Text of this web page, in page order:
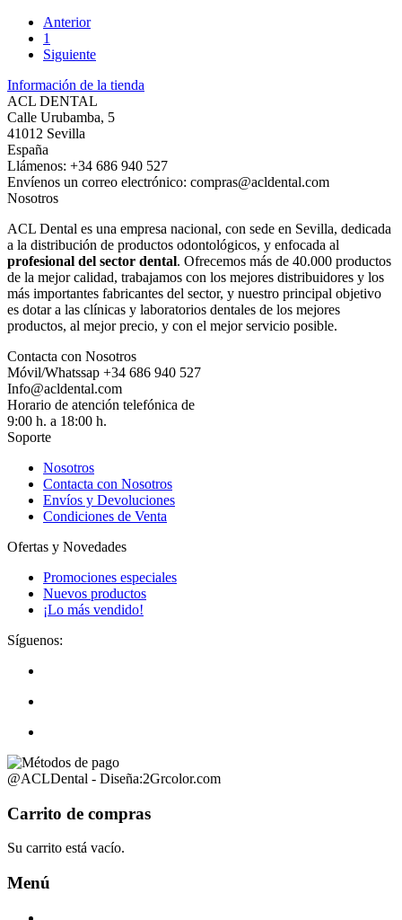
Anterior
1
Siguiente
Información de la tienda
ACL DENTAL
Calle Urubamba, 5
41012 Sevilla
España
Llámenos: +34 686 940 527
Envíenos un correo electrónico: compras@acldental.com
Nosotros
ACL Dental es una empresa nacional, con sede en Sevilla, dedicada
a la distribución de productos odontológicos, y enfocada al
profesional del sector dental. Ofrecemos más de 40.000 productos
de la mejor calidad, trabajamos con los mejores distribuidores y los
más importantes fabricantes del sector, y nuestro principal objetivo
es dotar a las clínicas y laboratorios dentales de los mejores
productos, al mejor precio, y con el mejor servicio posible.
Contacta con Nosotros
Móvil/Whatssap +34 686 940 527
Info@acldental.com
Horario de atención telefónica de
9:00 h. a 18:00 h.
Soporte
Nosotros
Contacta con Nosotros
Envíos y Devoluciones
Condiciones de Venta
Ofertas y Novedades
Promociones especiales
Nuevos productos
¡Lo más vendido!
Síguenos:
@ACLDental - Diseña:2Grcolor.com
Carrito de compras
Su carrito está vacío.
Menú